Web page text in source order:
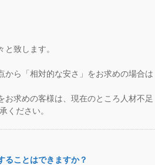
致します。
ら「相対的な安さ」をお求めの場合は
お求めの客様は、現在のところ人材不足
ください。
ることはできますか？